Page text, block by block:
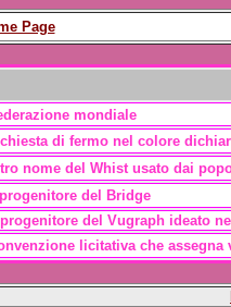
Page
mondiale
di fermo nel colore
nome del Whist usato dai
progenitore del Bridge
progenitore del Vugraph ideato
licitativa che